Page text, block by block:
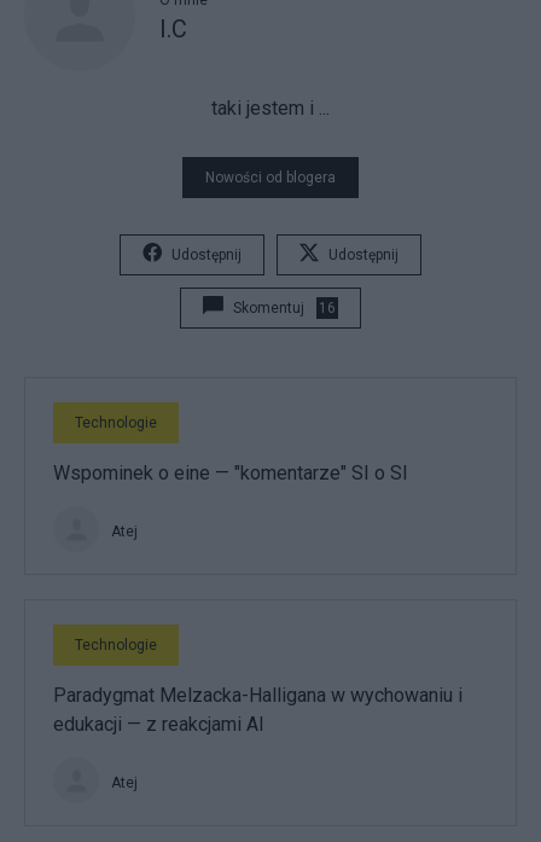
I.C
taki jestem i ...
Nowości od blogera
Udostępnij Udostępnij
Skomentuj 16
Technologie
Wspominek o eine — "komentarze" SI o SI
Atej
Technologie
Paradygmat Melzacka-Halligana w wychowaniu i
edukacji — z reakcjami AI
Atej